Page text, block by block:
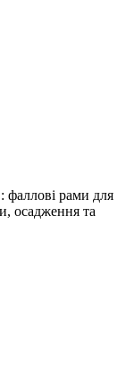
фаллові рами для
осадження та